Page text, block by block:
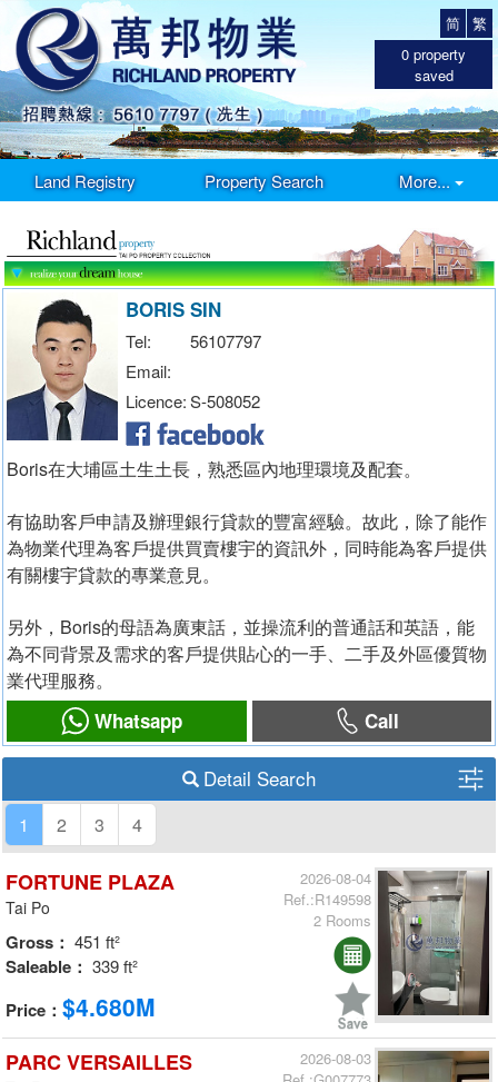
繁
简
0 property
saved
Land Registry Property Search More...
BORIS SIN
Tel:
56107797
Email:
Licence:S-508052
Boris在大埔區土生土長，熟悉區內地理環境及配套。
有協助客戶申請及辦理銀行貸款的豐富經驗。故此，除了能作
為物業代理為客戶提供買賣樓宇的資訊外，同時能為客戶提供
有關樓宇貸款的專業意見。
另外，Boris的母語為廣東話，並操流利的普通話和英語，能
為不同背景及需求的客戶提供貼心的一手、二手及外區優質物
業代理服務。
Whatsapp Call
Detail Search
1 2 3 4
FORTUNE PLAZA
Tai Po
Gross： 451 ft²
Saleable： 339 ft²
Price： $4.680M
2026-08-04
Ref.:R149598
2 Rooms
PARC VERSAILLES
2026-08-03